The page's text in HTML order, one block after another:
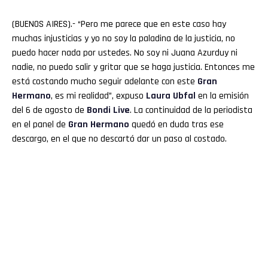
(BUENOS AIRES).- “Pero me parece que en este caso hay
muchas injusticias y yo no soy la paladina de la justicia, no
puedo hacer nada por ustedes. No soy ni Juana Azurduy ni
nadie, no puedo salir y gritar que se haga justicia. Entonces me
está costando mucho seguir adelante con este Gran
Hermano, es mi realidad”, expuso Laura Ubfal en la emisión
del 6 de agosto de Bondi Live. La continuidad de la periodista
en el panel de Gran Hermano quedó en duda tras ese
descargo, en el que no descartó dar un paso al costado.